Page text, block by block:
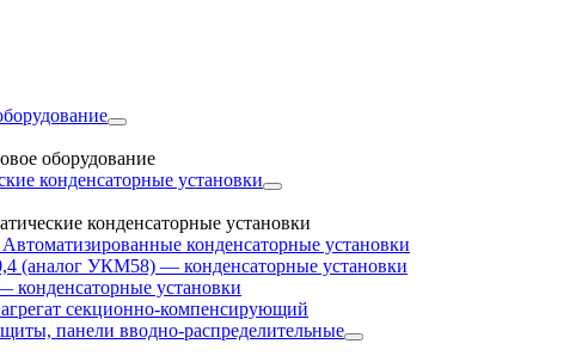
оборудование
конденсаторные установки
конденсаторные установки
конденсаторные установки
(аналог УКМ58) — конденсаторные установки
установки
секционно-компенсирующий
панели вводно-распределительные